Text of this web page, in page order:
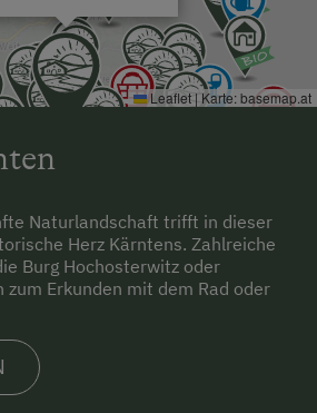
Leaflet | Karte:basemap.at
Naturlandschaft trifft in dieser
Herz Kärntens. Zahlreiche
Burg Hochosterwitz oder
zum Erkunden mit dem Rad oder